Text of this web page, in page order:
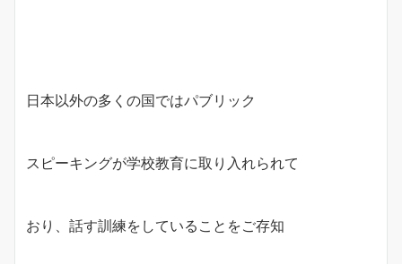
日本以外の多くの国ではパブリック
スピーキングが学校教育に取り入れられて
おり、話す訓練をしていることをご存知